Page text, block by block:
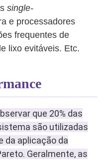
single-
e processadores
frequentes de
lixo evitáveis. Etc.
que 20% das
são utilizadas
da aplicação da
Geralmente, as